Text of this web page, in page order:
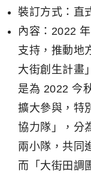
裝訂方式：直
內容：2022
支持，推動地
大街創生計畫
是為 2022 今
擴大參與，特
協力隊」，分
兩小隊，共同
而「大街田調